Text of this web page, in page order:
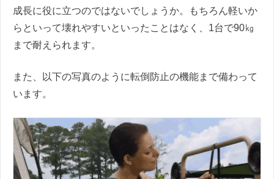
成長に役に立つのではないでしょうか。もちろん軽いか
らといって壊れやすいといったことはなく、1台で90㎏
まで耐えられます。
また、以下の写真のように転倒防止の機能まで備わって
います。